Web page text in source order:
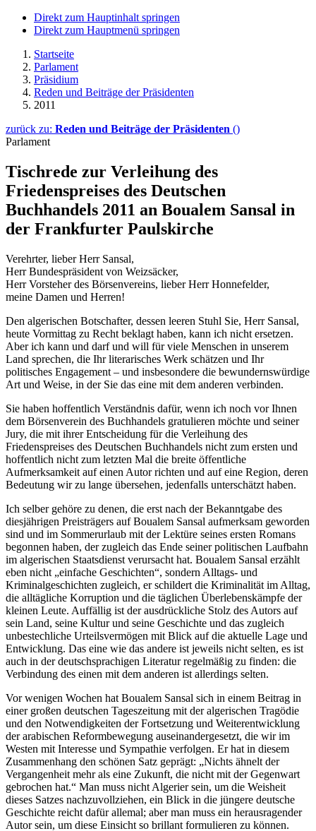
Direkt zum Hauptinhalt springen
Direkt zum Hauptmenü springen
Startseite
Parlament
Präsidium
Reden und Beiträge der Präsidenten
2011
zurück zu: Reden und Beiträge der Präsidenten ()
Parlament
Tischrede zur Verleihung des
Friedenspreises des Deutschen
Buchhandels 2011 an Boualem Sansal in
der Frankfurter Paulskirche
Verehrter, lieber Herr Sansal,
Herr Bundespräsident von Weizsäcker,
Herr Vorsteher des Börsenvereins, lieber Herr Honnefelder,
meine Damen und Herren!
Den algerischen Botschafter, dessen leeren Stuhl Sie, Herr Sansal,
heute Vormittag zu Recht beklagt haben, kann ich nicht ersetzen.
Aber ich kann und darf und will für viele Menschen in unserem
Land sprechen, die Ihr literarisches Werk schätzen und Ihr
politisches Engagement – und insbesondere die bewundernswürdige
Art und Weise, in der Sie das eine mit dem anderen verbinden.
Sie haben hoffentlich Verständnis dafür, wenn ich noch vor Ihnen
dem Börsenverein des Buchhandels gratulieren möchte und seiner
Jury, die mit ihrer Entscheidung für die Verleihung des
Friedenspreises des Deutschen Buchhandels nicht zum ersten und
hoffentlich nicht zum letzten Mal die breite öffentliche
Aufmerksamkeit auf einen Autor richten und auf eine Region, deren
Bedeutung wir zu lange übersehen, jedenfalls unterschätzt haben.
Ich selber gehöre zu denen, die erst nach der Bekanntgabe des
diesjährigen Preisträgers auf Boualem Sansal aufmerksam geworden
sind und im Sommerurlaub mit der Lektüre seines ersten Romans
begonnen haben, der zugleich das Ende seiner politischen Laufbahn
im algerischen Staatsdienst verursacht hat. Boualem Sansal erzählt
eben nicht „einfache Geschichten“, sondern Alltags- und
Kriminalgeschichten zugleich, er schildert die Kriminalität im Alltag,
die alltägliche Korruption und die täglichen Überlebenskämpfe der
kleinen Leute. Auffällig ist der ausdrückliche Stolz des Autors auf
sein Land, seine Kultur und seine Geschichte und das zugleich
unbestechliche Urteilsvermögen mit Blick auf die aktuelle Lage und
Entwicklung. Das eine wie das andere ist jeweils nicht selten, es ist
auch in der deutschsprachigen Literatur regelmäßig zu finden: die
Verbindung des einen mit dem anderen ist allerdings selten.
Vor wenigen Wochen hat Boualem Sansal sich in einem Beitrag in
einer großen deutschen Tageszeitung mit der algerischen Tragödie
und den Notwendigkeiten der Fortsetzung und Weiterentwicklung
der arabischen Reformbewegung auseinandergesetzt, die wir im
Westen mit Interesse und Sympathie verfolgen. Er hat in diesem
Zusammenhang den schönen Satz geprägt: „Nichts ähnelt der
Vergangenheit mehr als eine Zukunft, die nicht mit der Gegenwart
gebrochen hat.“ Man muss nicht Algerier sein, um die Weisheit
dieses Satzes nachzuvollziehen, ein Blick in die jüngere deutsche
Geschichte reicht dafür allemal; aber man muss ein herausragender
Autor sein, um diese Einsicht so brillant formulieren zu können.